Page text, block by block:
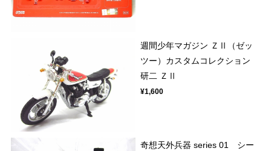
週間少年マガジン ＺⅡ（ゼッ
ツー）カスタムコレクション
研二 ＺⅡ
¥1,600
奇想天外兵器 series 01 シー